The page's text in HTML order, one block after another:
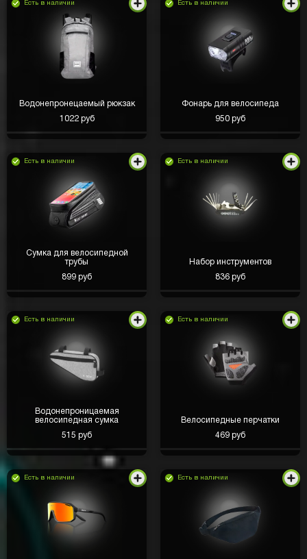
Есть в наличии
Водонепронецаемый рюкзак
1022 руб
Есть в наличии
Фонарь для велосипеда
950 руб
Есть в наличии
Сумка для велосипедной
трубы
899 руб
Есть в наличии
Набор инструментов
836 руб
Есть в наличии
Водонепроницаемая
велосипедная сумка
515 руб
Есть в наличии
Велосипедные перчатки
469 руб
Есть в наличии Есть в наличии